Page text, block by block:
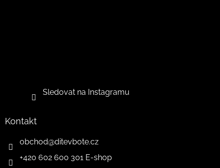
Sledovat na Instagramu
Kontakt
obchod@ditevbote.cz
+420 602 600 301 E-shop